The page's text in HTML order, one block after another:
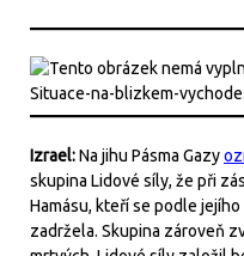
Izrael:Na jihu Pásma Gazy
skupina Lidové síly, že při
Hamásu, kteří se podle
zadržela. Skupina zároveň